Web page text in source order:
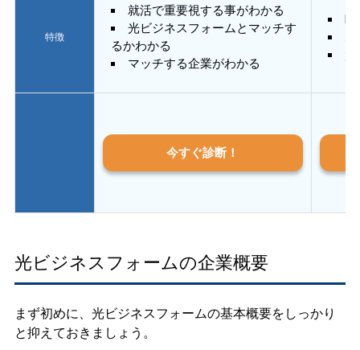
特徴
就活で重要視する事がわかる
光ビジネスフォームとマッチす
るかわかる
マッチする企業がわかる
質
今すぐ診断！
光ビジネスフォームの企業概要
まず初めに、光ビジネスフォームの基本概要をしっかり
と抑えておきましょう。